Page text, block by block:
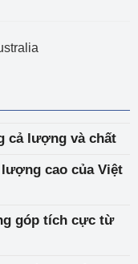
cả lượng và chất
cao của Việt
góp tích cực từ